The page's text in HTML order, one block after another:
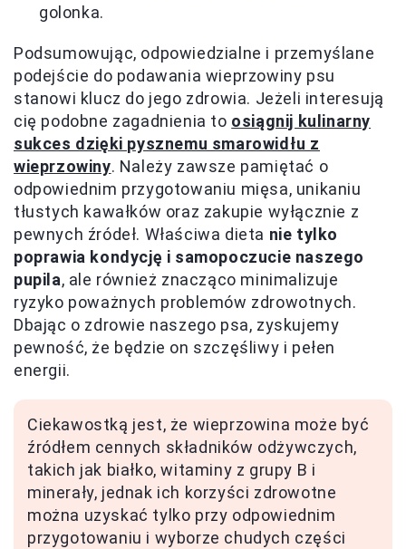
golonka.
Podsumowując, odpowiedzialne i przemyślane
podejście do podawania wieprzowiny psu
stanowi klucz do jego zdrowia. Jeżeli interesują
cię podobne zagadnienia to osiągnij kulinarny
sukces dzięki pysznemu smarowidłu z
wieprzowiny. Należy zawsze pamiętać o
odpowiednim przygotowaniu mięsa, unikaniu
tłustych kawałków oraz zakupie wyłącznie z
pewnych źródeł. Właściwa dieta nie tylko
poprawia kondycję i samopoczucie naszego
pupila, ale również znacząco minimalizuje
ryzyko poważnych problemów zdrowotnych.
Dbając o zdrowie naszego psa, zyskujemy
pewność, że będzie on szczęśliwy i pełen
energii.
Ciekawostką jest, że wieprzowina może być
źródłem cennych składników odżywczych,
takich jak białko, witaminy z grupy B i
minerały, jednak ich korzyści zdrowotne
można uzyskać tylko przy odpowiednim
przygotowaniu i wyborze chudych części